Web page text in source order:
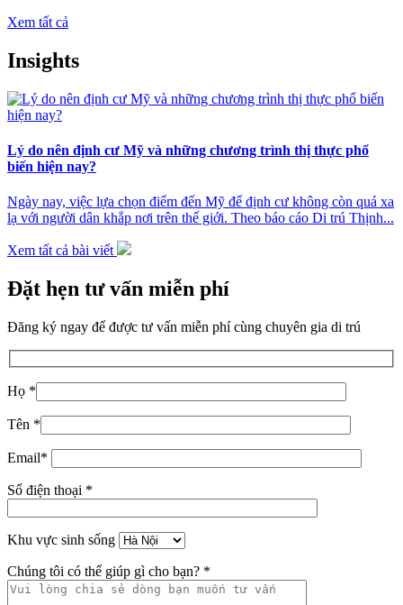
Xem tất cả
Insights
Lý do nên định cư Mỹ và những chương trình thị thực phổ
biến hiện nay?
Ngày nay, việc lựa chọn điểm đến Mỹ để định cư không còn quá xa
lạ với người dân khắp nơi trên thế giới. Theo báo cáo Di trú Thịnh...
Xem tất cả bài viết
Đặt hẹn tư vấn miễn phí
Đăng ký ngay để được tư vấn miễn phí cùng chuyên gia di trú
Họ *
Tên *
Email*
Số điện thoại *
Khu vực sinh sống
Chúng tôi có thể giúp gì cho bạn? *